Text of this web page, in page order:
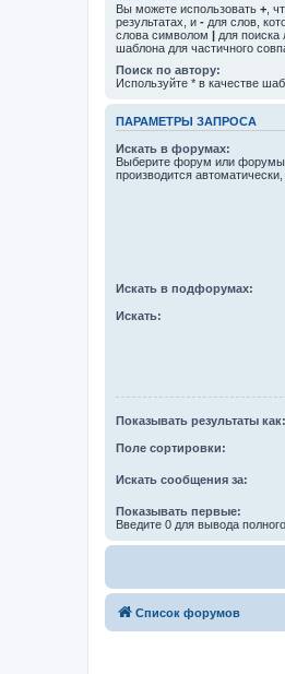
Вы можете использовать + ,
результатах, и - для слов,
слова символом | для поиска
шаблона для частичного
Поиск по автору:
Используйте * в качестве
ПАРАМЕТРЫ ЗАПРОСА
Искать в форумах:
Выберите форум или
производится
Искать в подфорумах:
Искать:
Показывать результаты как:
Поле сортировки:
Искать сообщения за:
Показывать первые:
Введите 0 для вывода
Список форумов